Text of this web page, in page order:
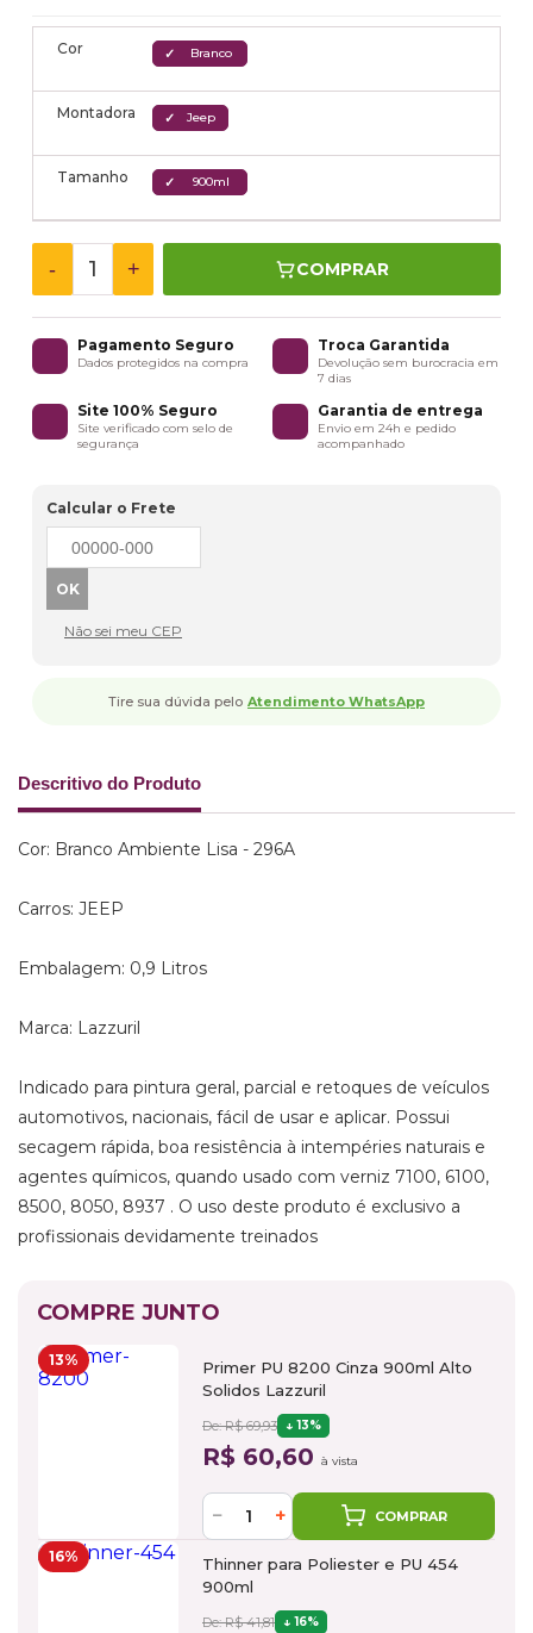
Cor Branco
Montadora Jeep
Tamanho 900ml
- + COMPRAR
Pagamento Seguro
Dados protegidos na compra
Troca Garantida
Devolução sem burocracia em
7 dias
Site 100% Seguro
Site verificado com selo de
segurança
Garantia de entrega
Envio em 24h e pedido
acompanhado
Calcular o Frete
Não sei meu CEP
Tire sua dúvida pelo Atendimento WhatsApp
Descritivo do Produto
Cor: Branco Ambiente Lisa - 296A
Carros: JEEP
Embalagem: 0,9 Litros
Marca: Lazzuril
Indicado para pintura geral, parcial e retoques de veículos
automotivos, nacionais, fácil de usar e aplicar. Possui
secagem rápida, boa resistência à intempéries naturais e
agentes químicos, quando usado com verniz 7100, 6100,
8500, 8050, 8937 . O uso deste produto é exclusivo a
profissionais devidamente treinados
COMPRE JUNTO
13%
Primer PU 8200 Cinza 900ml Alto
Solidos Lazzuril
De: R$ 69,93 13%
R$ 60,60 à vista
− + COMPRAR
16%
Thinner para Poliester e PU 454
900ml
De: R$ 41,81 16%